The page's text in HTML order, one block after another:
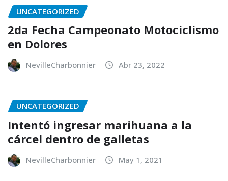
UNCATEGORIZED
2da Fecha Campeonato Motociclismo
en Dolores
NevilleCharbonnier Abr 23, 2022
UNCATEGORIZED
Intentó ingresar marihuana a la
cárcel dentro de galletas
NevilleCharbonnier May 1, 2021